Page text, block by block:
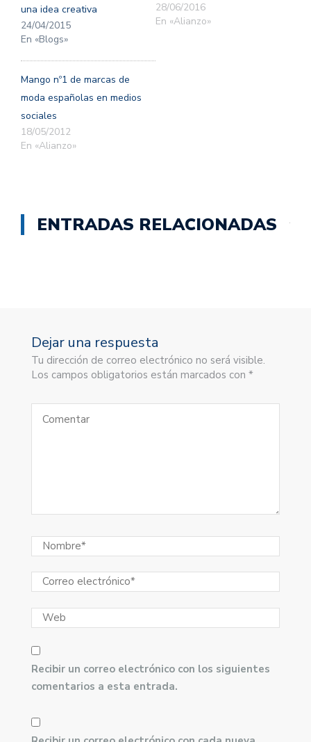
una idea creativa
24/04/2015
En «Blogs»
28/06/2016
En «Alianzo»
Mango nº1 de marcas de
moda españolas en medios
sociales
18/05/2012
En «Alianzo»
ENTRADAS RELACIONADAS
Dejar una respuesta
Tu dirección de correo electrónico no será visible.
Los campos obligatorios están marcados con *
Recibir un correo electrónico con los siguientes
comentarios a esta entrada.